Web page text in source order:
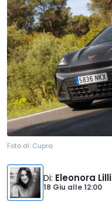
Foto di: Cupra
Di: Eleonora Lilli
18 Giu alle12:00